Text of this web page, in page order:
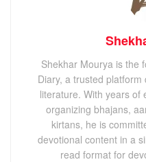
Shekhar Mourya is the
Diary, a trusted
literature. With years of
organizing bhajans,
kirtans, he is
devotional content in a
read format for